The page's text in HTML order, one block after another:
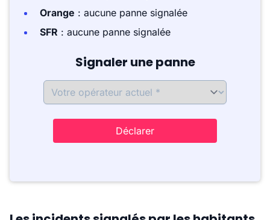
Orange : aucune panne signalée
SFR : aucune panne signalée
Signaler une panne
Déclarer